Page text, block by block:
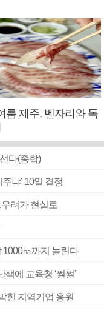
름 제주, 벤자리와 독
다(종합)
냐’ 10일 결정
려가 현실로
1000㏊까지 늘린다
에 교육청 ‘쩔쩔’
힌 지역기업 응원